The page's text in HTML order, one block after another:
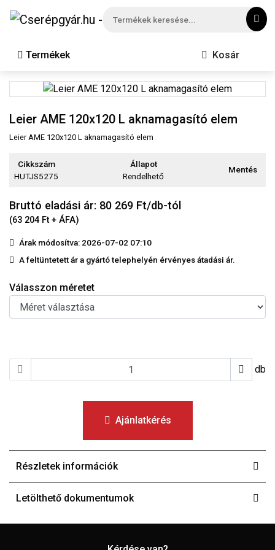
Termékek Kosár
Leier AME 120x120 L aknamagasító elem
Leier AME 120x120 L aknamagasító elem
Cikkszám
HUTJS5275
Állapot
Rendelhető
Mentés
Bruttó eladási ár: 80 269 Ft/db-tól
(63 204 Ft + ÁFA)
Árak módosítva: 2026-07-02 07:10
A feltüntetett ár a gyártó telephelyén érvényes átadási ár.
Válasszon méretet
db
Ajánlatkérés
Részletek információk
Letölthető dokumentumok